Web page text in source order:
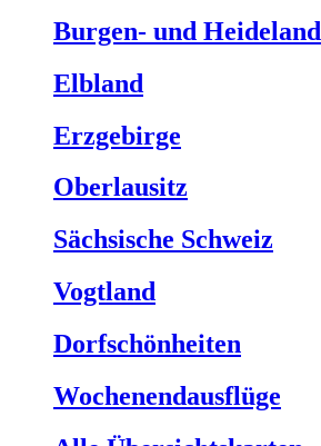
Burgen- und Heideland
Elbland
Erzgebirge
Oberlausitz
Sächsische Schweiz
Vogtland
Dorfschönheiten
Wochenendausflüge